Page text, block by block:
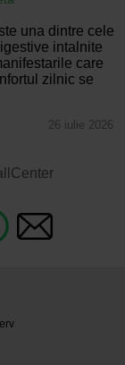
una dintre cele
intalnite
care
zilnic se
26 iulie 2026